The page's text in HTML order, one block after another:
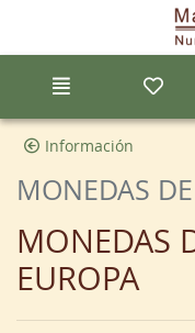
Ir al contenido principal
Información
MONEDAS
MONEDAS
EUROPA